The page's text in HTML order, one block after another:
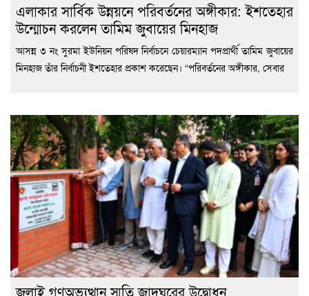
এলাকার সার্বিক উন্নয়নে পরিবর্তনের অঙ্গীকার: ইশতেহার
উন্মোচন করলেন তামিম জুবায়ের মিনহাজ
আসন্ন ৩ নং সুরমা ইউনিয়ন পরিষদ নির্বাচনে চেয়ারম্যান পদপ্রার্থী তামিম জুবায়ের
মিনহাজ তাঁর নির্বাচনী ইশতেহার প্রকাশ করেছেন। “পরিবর্তনের অঙ্গীকার, সেবার
জুলাই গণঅভ্যুত্থান স্মৃতি জাদুঘরের উদ্বোধন